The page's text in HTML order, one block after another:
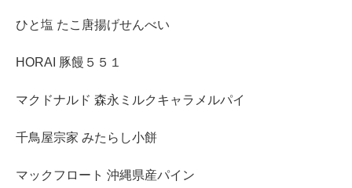
ひと塩 たこ唐揚げせんべい
HORAI 豚饅５５１
マクドナルド 森永ミルクキャラメルパイ
千鳥屋宗家 みたらし小餅
マックフロート 沖縄県産パイン